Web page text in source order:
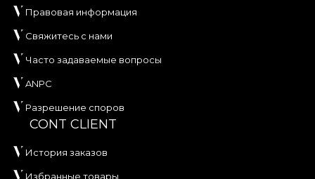
Правовая информация
Свяжитесь с нами
Часто задаваемые вопросы
ANPC
Разрешение споров
CONT CLIENT
История заказов
Избранные товары